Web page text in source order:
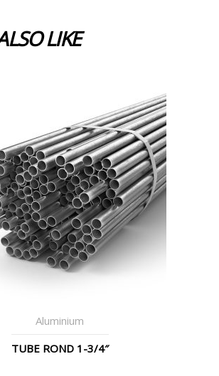
LIKE
Aluminium
TUBE ROND 1-3/4″